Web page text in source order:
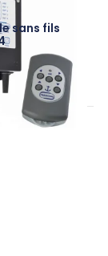
sans fils
plusieurs
partir de